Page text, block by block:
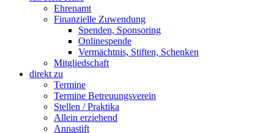
Ehrenamt
Finanzielle Zuwendung
Spenden, Sponsoring
Onlinespende
Vermächtnis, Stiften, Schenken
Mitgliedschaft
direkt zu
Termine
Termine Betreuungsverein
Stellen / Praktika
Allein erziehend
Annastift